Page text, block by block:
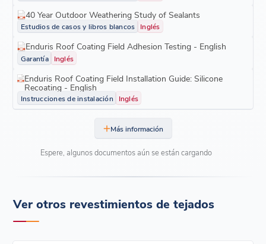
40 Year Outdoor Weathering Study of Sealants
Estudios de casos y libros blancos Inglés
Enduris Roof Coating Field Adhesion Testing - English
Garantía Inglés
Enduris Roof Coating Field Installation Guide: Silicone
Recoating - English
Instrucciones de instalación Inglés
Más información
Espere, algunos documentos aún se están cargando
Ver otros revestimientos de tejados